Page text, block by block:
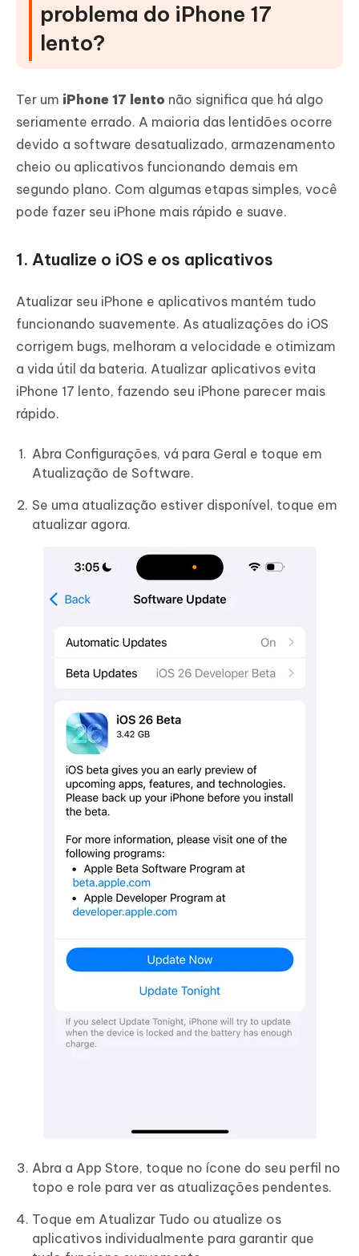
problema do iPhone 17
lento?
Ter um iPhone 17 lento não significa que há algo
seriamente errado. A maioria das lentidões ocorre
devido a software desatualizado, armazenamento
cheio ou aplicativos funcionando demais em
segundo plano. Com algumas etapas simples, você
pode fazer seu iPhone mais rápido e suave.
1. Atualize o iOS e os aplicativos
Atualizar seu iPhone e aplicativos mantém tudo
funcionando suavemente. As atualizações do iOS
corrigem bugs, melhoram a velocidade e otimizam
a vida útil da bateria. Atualizar aplicativos evita
iPhone 17 lento, fazendo seu iPhone parecer mais
rápido.
Abra Configurações, vá para Geral e toque em
Atualização de Software.
Se uma atualização estiver disponível, toque em
atualizar agora.
Abra a App Store, toque no ícone do seu perfil no
topo e role para ver as atualizações pendentes.
Toque em Atualizar Tudo ou atualize os
aplicativos individualmente para garantir que